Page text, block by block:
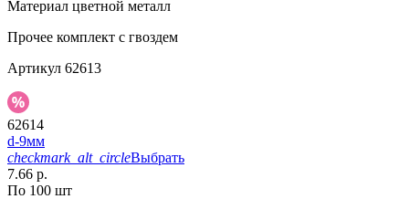
Материал цветной металл
Прочее комплект с гвоздем
Артикул 62613
62614
d-9мм
checkmark_alt_circleВыбрать
7.66 р.
По 100 шт